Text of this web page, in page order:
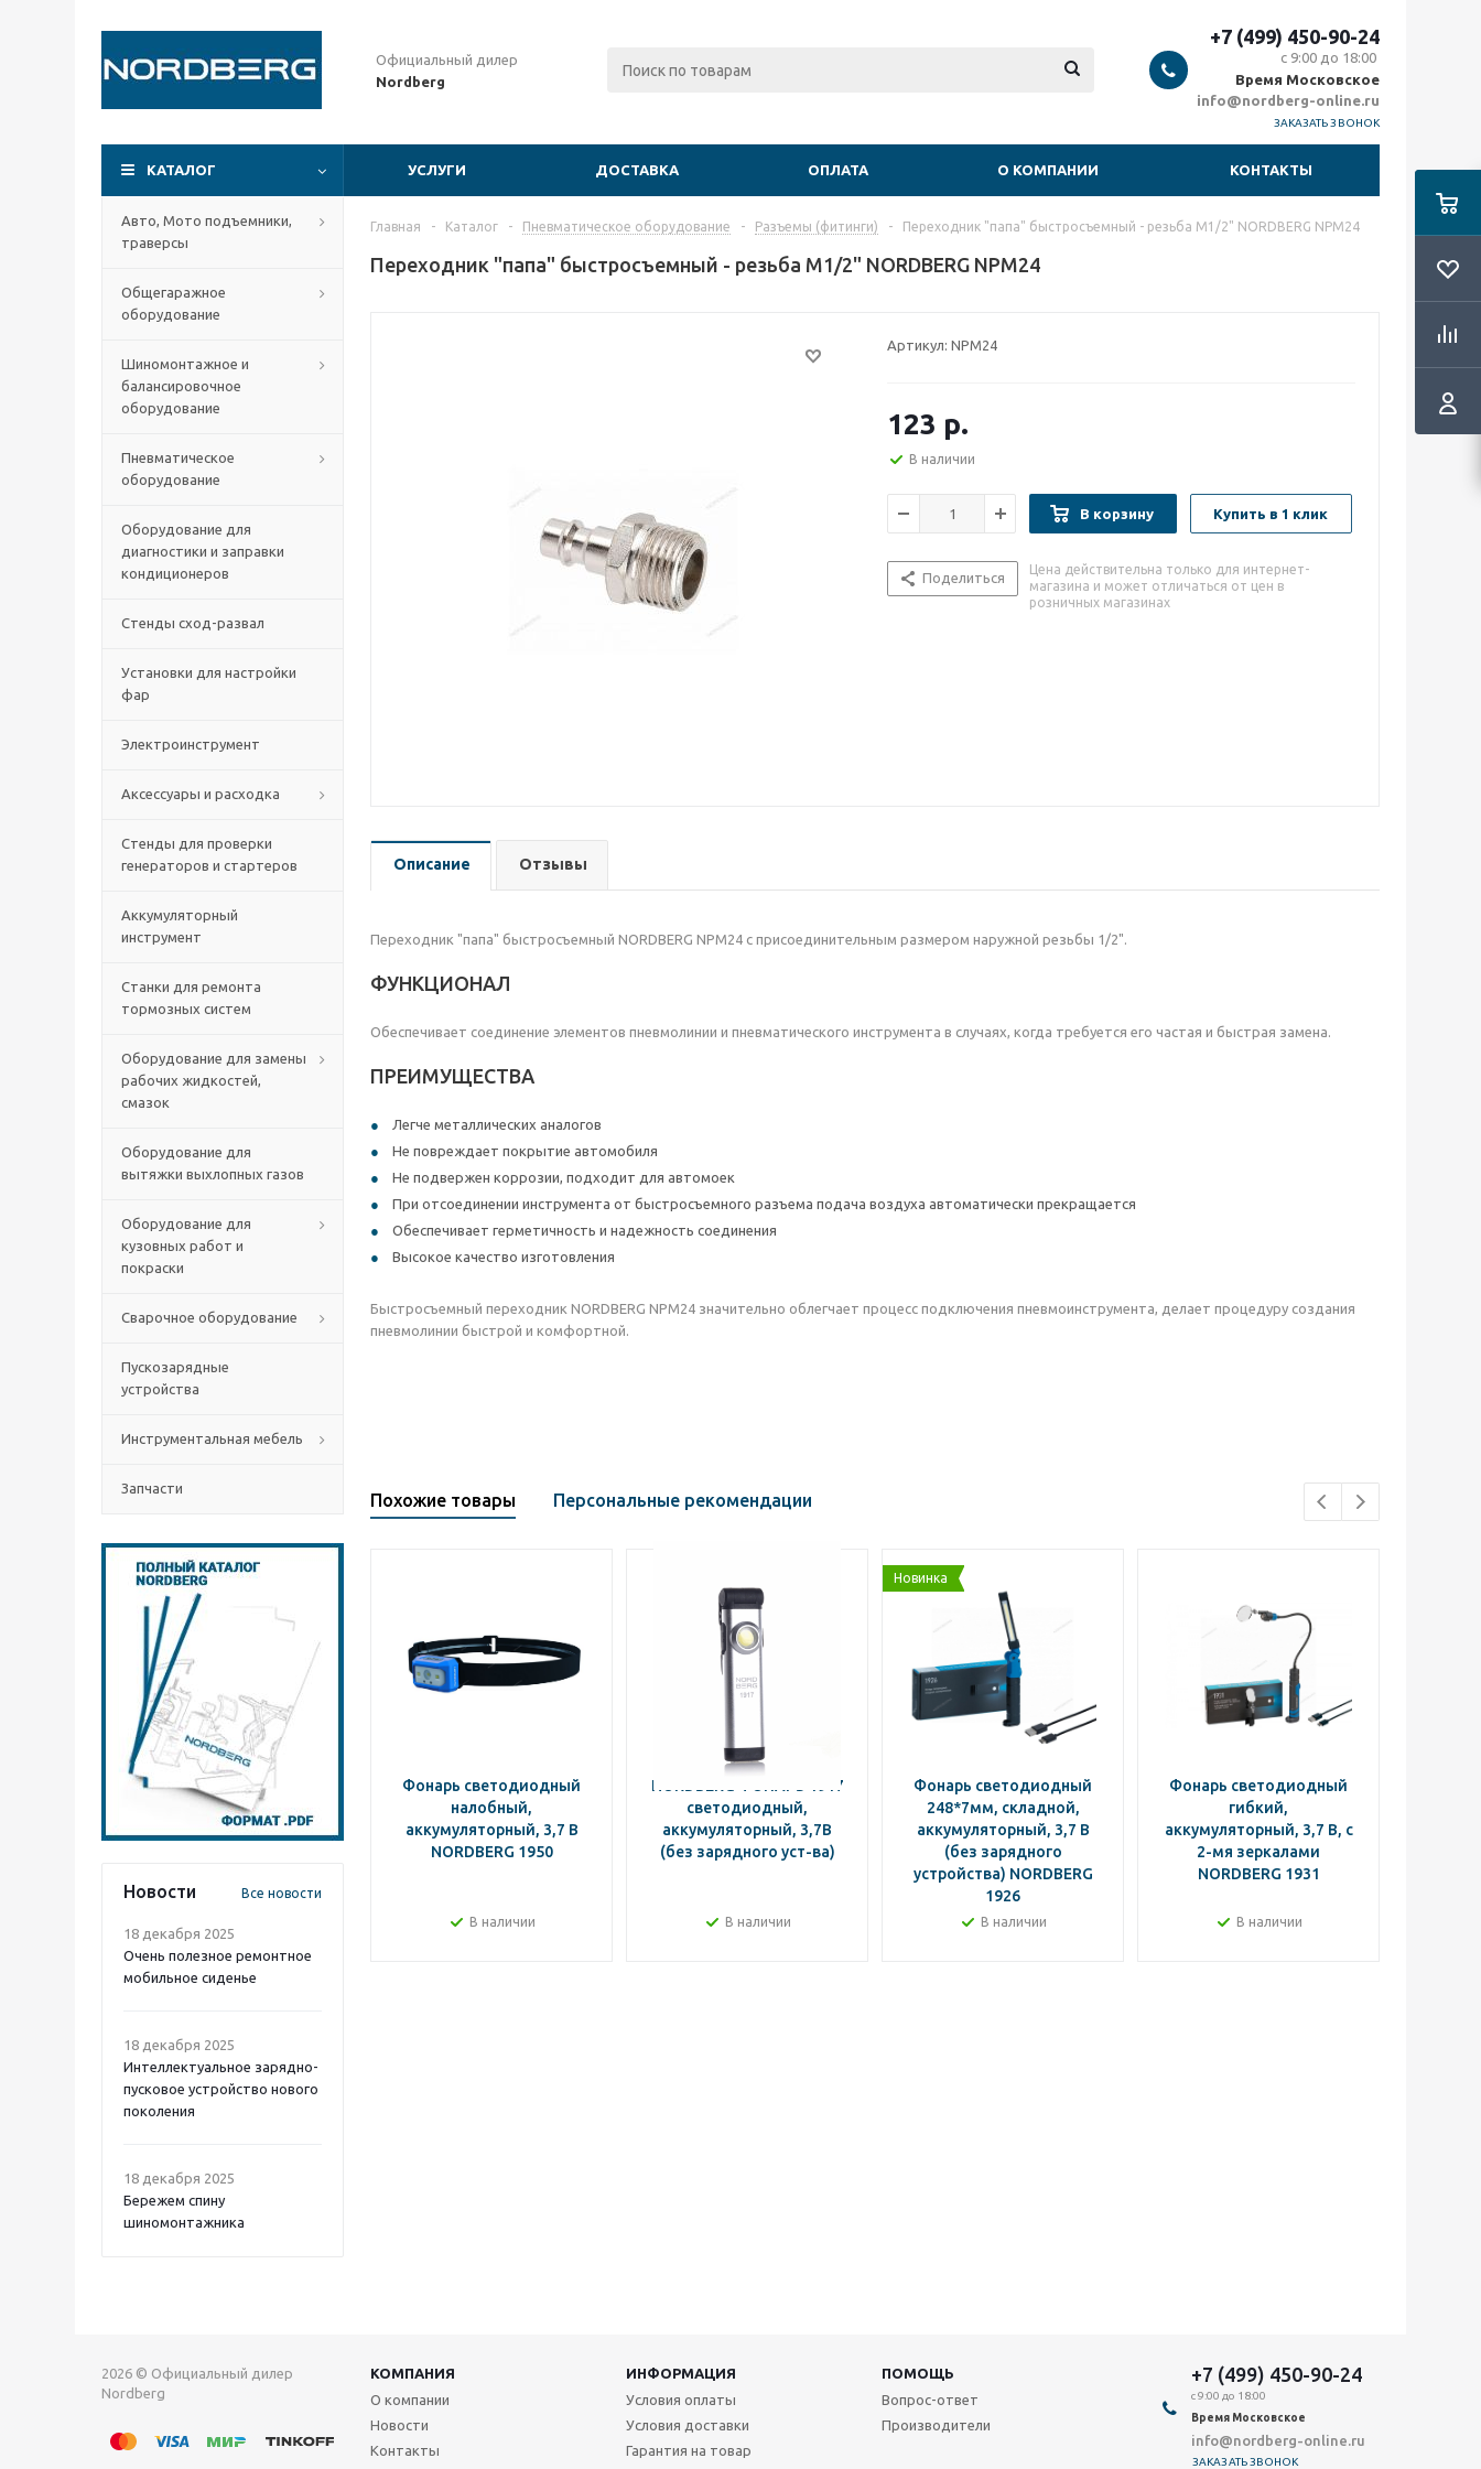
Официальный дилер
Nordberg
+7 (499) 450-90-24
с 9:00 до 18:00
Время Московское
info@nordberg-online.ru
ЗАКАЗАТЬ ЗВОНОК
КАТАЛОГ УСЛУГИ ДОСТАВКА ОПЛАТА О КОМПАНИИ КОНТАКТЫ
Авто, Мото подъемники,
траверсы
Общегаражное
оборудование
Шиномонтажное и
балансировочное
оборудование
Пневматическое
оборудование
Оборудование для
диагностики и заправки
кондиционеров
Стенды сход-развал
Установки для настройки
фар
Электроинструмент
Аксессуары и расходка
Стенды для проверки
генераторов и стартеров
Аккумуляторный
инструмент
Станки для ремонта
тормозных систем
Оборудование для замены
рабочих жидкостей,
смазок
Оборудование для
вытяжки выхлопных газов
Оборудование для
кузовных работ и
покраски
Сварочное оборудование
Пускозарядные
устройства
Инструментальная мебель
Запчасти
Новости Все новости
18 декабря 2025
Очень полезное ремонтное
мобильное сиденье
18 декабря 2025
Интеллектуальное зарядно-
пусковое устройство нового
поколения
18 декабря 2025
Бережем спину
шиномонтажника
Главная - Каталог - Пневматическое оборудование - Разъемы (фитинги) - Переходник "папа" быстросъемный - резьба M1/2" NORDBERG NPM24
Переходник "папа" быстросъемный - резьба M1/2" NORDBERG NPM24
Артикул: NPM24
123 р.
В наличии
В корзину Купить в 1 клик
Поделиться
Цена действительна только для интернет-
магазина и может отличаться от цен в
розничных магазинах
Описание Отзывы
Переходник "папа" быстросъемный NORDBERG NPM24 с присоединительным размером наружной резьбы 1/2".
ФУНКЦИОНАЛ
Обеспечивает соединение элементов пневмолинии и пневматического инструмента в случаях, когда требуется его частая и быстрая замена.
ПРЕИМУЩЕСТВА
Легче металлических аналогов
Не повреждает покрытие автомобиля
Не подвержен коррозии, подходит для автомоек
При отсоединении инструмента от быстросъемного разъема подача воздуха автоматически прекращается
Обеспечивает герметичность и надежность соединения
Высокое качество изготовления
Быстросъемный переходник NORDBERG NPM24 значительно облегчает процесс подключения пневмоинструмента, делает процедуру создания
пневмолинии быстрой и комфортной.
Похожие товары Персональные рекомендации
Фонарь светодиодный
налобный,
аккумуляторный, 3,7 В
NORDBERG 1950
В наличии
NORDBERG ФОНАРЬ 1917
светодиодный,
аккумуляторный, 3,7В
(без зарядного уст-ва)
В наличии
Новинка
Фонарь светодиодный
248*7мм, складной,
аккумуляторный, 3,7 В
(без зарядного
устройства) NORDBERG
1926
В наличии
Фонарь светодиодный
гибкий,
аккумуляторный, 3,7 В, с
2-мя зеркалами
NORDBERG 1931
В наличии
2026 © Официальный дилер
Nordberg
КОМПАНИЯ ИНФОРМАЦИЯ
ПОМОЩЬ
О компании
Новости
Контакты
Условия оплаты
Условия доставки
Гарантия на товар
Вопрос-ответ
Производители
+7 (499) 450-90-24
с 9:00 до 18:00
Время Московское
info@nordberg-online.ru
ЗАКАЗАТЬ ЗВОНОК